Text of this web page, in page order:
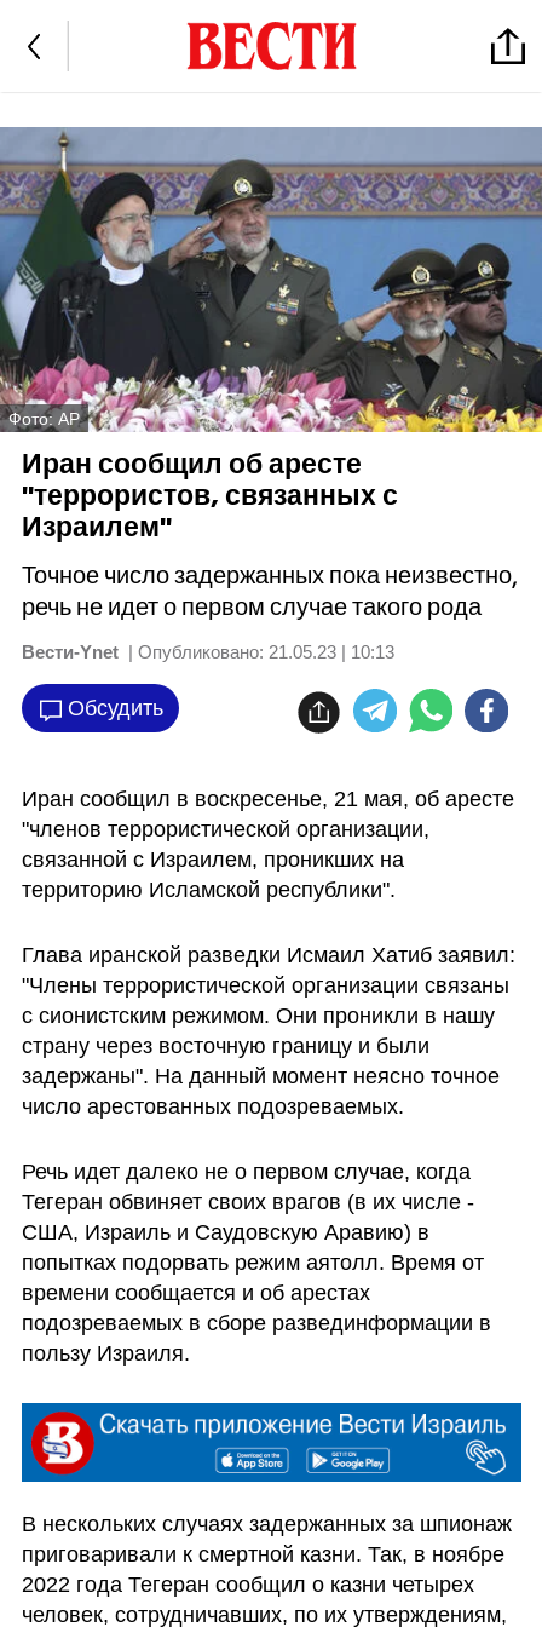
Фото: AP
Иран сообщил об аресте
"террористов, связанных с
Израилем"
Точное число задержанных пока неизвестно,
речь не идет о первом случае такого рода
Вести-Ynet | Опубликовано: 21.05.23 | 10:13
Обсудить
Иран сообщил в воскресенье, 21 мая, об аресте
"членов террористической организации,
связанной с Израилем, проникших на
территорию Исламской республики".
Глава иранской разведки Исмаил Хатиб заявил:
"Члены террористической организации связаны
с сионистским режимом. Они проникли в нашу
страну через восточную границу и были
задержаны". На данный момент неясно точное
число арестованных подозреваемых.
Речь идет далеко не о первом случае, когда
Тегеран обвиняет своих врагов (в их числе -
США, Израиль и Саудовскую Аравию) в
попытках подорвать режим аятолл. Время от
времени сообщается и об арестах
подозреваемых в сборе развединформации в
пользу Израиля.
В нескольких случаях задержанных за шпионаж
приговаривали к смертной казни. Так, в ноябре
2022 года Тегеран сообщил о казни четырех
человек, сотрудничавших, по их утверждениям,